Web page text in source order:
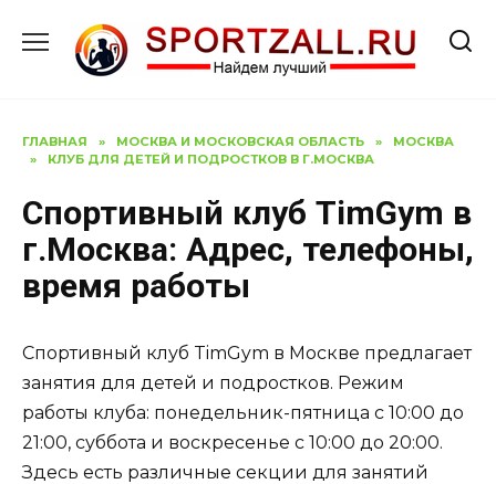
содержанию
ГЛАВНАЯ » МОСКВА И МОСКОВСКАЯ ОБЛАСТЬ »
МОСКВА
»
КЛУБ ДЛЯ ДЕТЕЙ И ПОДРОСТКОВ В Г.МОСКВА
Спортивный клуб TimGym в
г.Москва: Адрес, телефоны,
время работы
Спортивный клуб TimGym в Москве предлагает
занятия для детей и подростков. Режим
работы клуба: понедельник-пятница с 10:00 до
21:00, суббота и воскресенье с 10:00 до 20:00.
Здесь есть различные секции для занятий